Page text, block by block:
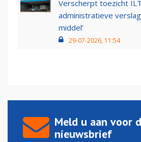
Verscherpt toezicht
administratieve
middel’
29-07-2026, 11:54
Meld u aan voor
nieuwsbrief